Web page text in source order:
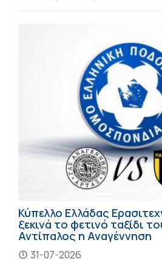
Κύπελλο Ελλάδας
ξεκινά το φετινό ταξίδι
Αντίπαλος η Αναγέννηση
31-07-2026